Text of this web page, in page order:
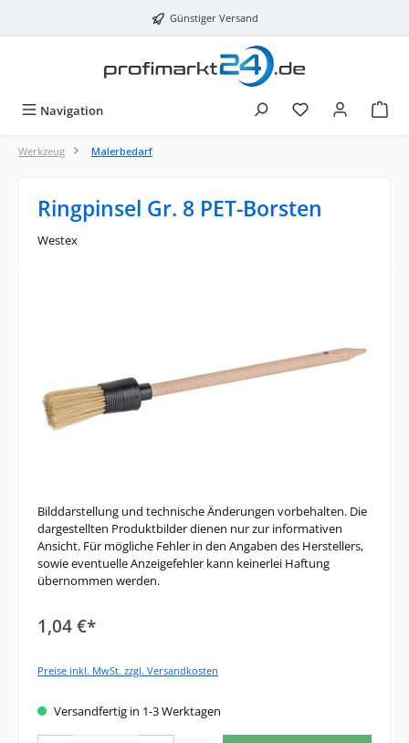
Günstiger Versand
Navigation
Werkzeug Malerbedarf
Ringpinsel Gr. 8 PET-Borsten
Westex
Bilddarstellung und technische Änderungen vorbehalten. Die
dargestellten Produktbilder dienen nur zur informativen
Ansicht. Für mögliche Fehler in den Angaben des Herstellers,
sowie eventuelle Anzeigefehler kann keinerlei Haftung
übernommen werden.
1,04 €*
Preise inkl. MwSt. zzgl. Versandkosten
Versandfertig in 1-3 Werktagen